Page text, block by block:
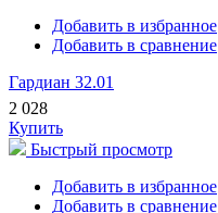
Добавить в избранное
Добавить в сравнение
Гардиан 32.01
2 028
Купить
Быстрый просмотр
Добавить в избранное
Добавить в сравнение